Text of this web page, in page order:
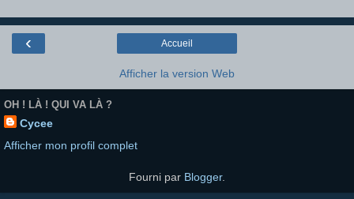
‹ Accueil
Afficher la version Web
OH ! LÀ ! QUI VA LÀ ?
Cycee
Afficher mon profil complet
Fourni par Blogger.